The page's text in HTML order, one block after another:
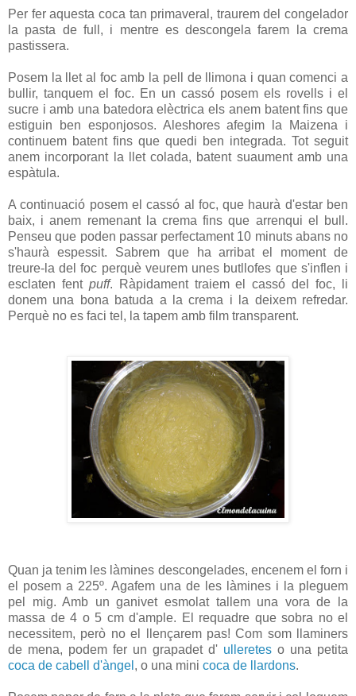
Per fer aquesta coca tan primaveral, traurem del congelador
la pasta de full, i mentre es descongela farem la crema
pastissera.
Posem la llet al foc amb la pell de llimona i quan comenci a
bullir, tanquem el foc. En un cassó posem els rovells i el
sucre i amb una batedora elèctrica els anem batent fins que
estiguin ben esponjosos. Aleshores afegim la Maizena i
continuem batent fins que quedi ben integrada. Tot seguit
anem incorporant la llet colada, batent suaument amb una
espàtula.
A continuació posem el cassó al foc, que haurà d'estar ben
baix, i anem remenant la crema fins que arrenqui el bull.
Penseu que poden passar perfectament 10 minuts abans no
s'haurà espessit. Sabrem que ha arribat el moment de
treure-la del foc perquè veurem unes butllofes que s'inflen i
esclaten fent puff. Ràpidament traiem el cassó del foc, li
donem una bona batuda a la crema i la deixem refredar.
Perquè no es faci tel, la tapem amb film transparent.
Quan ja tenim les làmines descongelades, encenem el forn i
el posem a 225º. Agafem una de les làmines i la pleguem
pel mig. Amb un ganivet esmolat tallem una vora de la
massa de 4 o 5 cm d'ample. El requadre que sobra no el
necessitem, però no el llençarem pas! Com som llaminers
de mena, podem fer un grapadet d' ulleretes o una petita
coca de cabell d'àngel , o una mini coca de llardons.